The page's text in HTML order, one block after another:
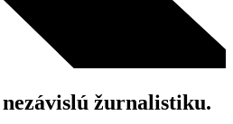
žurnalistiku.